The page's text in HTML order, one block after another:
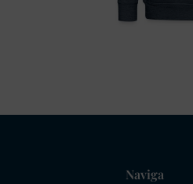
Naviga